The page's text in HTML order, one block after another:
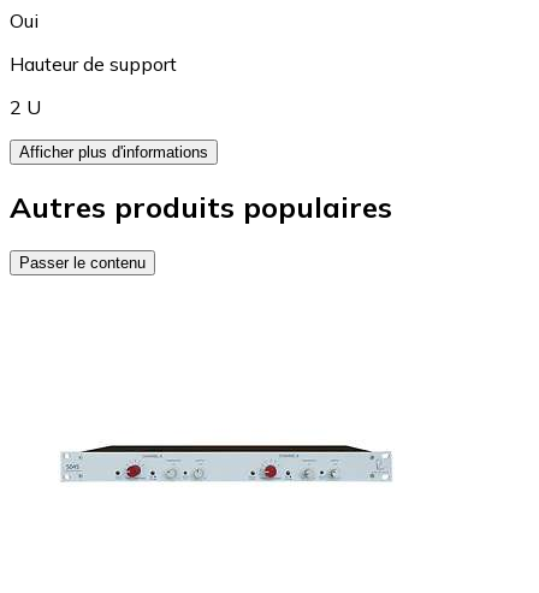
Oui
Hauteur de support
2 U
Afficher plus d'informations
Autres produits populaires
Passer le contenu